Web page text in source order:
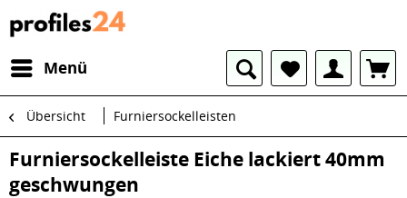
Menü
Übersicht Furniersockelleisten
Furniersockelleiste Eiche lackiert 40mm
geschwungen